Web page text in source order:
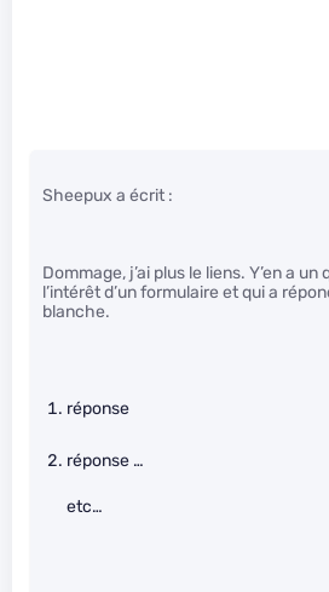
Sheepux a écrit :
Dommage, j’ai plus le liens. Y’en a
l’intérêt d’un formulaire et qui a
blanche.
réponse
réponse …
etc…